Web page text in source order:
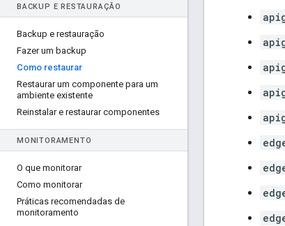
BACKUP E RESTAURAÇÃO
Backup e restauração
Fazer um backup
Como restaurar
Restaurar um componente para um
ambiente existente
Reinstalar e restaurar componentes
MONITORAMENTO
O que monitorar
Como monitorar
Práticas recomendadas de
monitoramento